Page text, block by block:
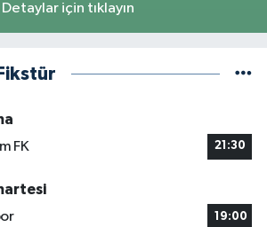
Detaylar için tıklayın
FK
21:30
19:00